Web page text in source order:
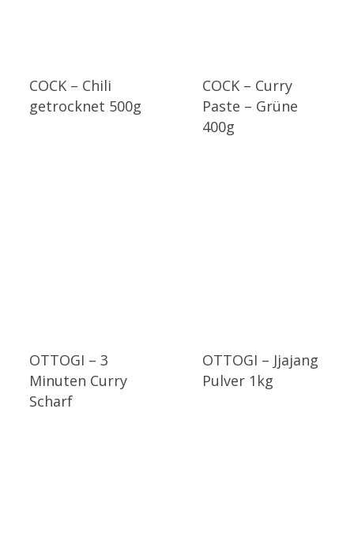
COCK – Chili
getrocknet 500g
COCK – Curry
Paste – Grüne
400g
OTTOGI – 3
Minuten Curry
Scharf
OTTOGI – Jjajang
Pulver 1kg